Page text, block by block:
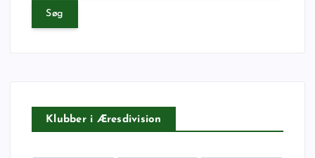
:
Klubber i Æresdivision